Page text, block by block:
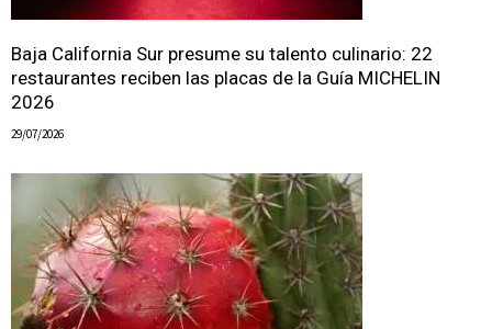
Baja California Sur presume su talento culinario: 22
restaurantes reciben las placas de la Guía MICHELIN
2026
29/07/2026